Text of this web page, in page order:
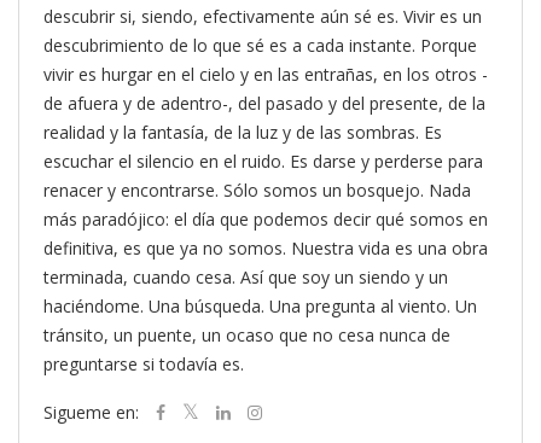
descubrir si, siendo, efectivamente aún sé es. Vivir es un
descubrimiento de lo que sé es a cada instante. Porque
vivir es hurgar en el cielo y en las entrañas, en los otros -
de afuera y de adentro-, del pasado y del presente, de la
realidad y la fantasía, de la luz y de las sombras. Es
escuchar el silencio en el ruido. Es darse y perderse para
renacer y encontrarse. Sólo somos un bosquejo. Nada
más paradójico: el día que podemos decir qué somos en
definitiva, es que ya no somos. Nuestra vida es una obra
terminada, cuando cesa. Así que soy un siendo y un
haciéndome. Una búsqueda. Una pregunta al viento. Un
tránsito, un puente, un ocaso que no cesa nunca de
preguntarse si todavía es.
Sigueme en: